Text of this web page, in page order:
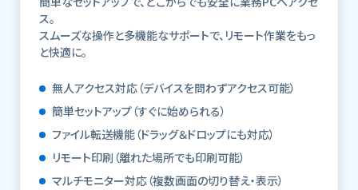
ス。
スムーズな操作と多機能なサポートで、リモート作業をもっ
と快適に。
無人アクセス対応（デバイスを問わずアクセス可能）
簡単セットアップ（すぐに始められる）
ファイル転送機能（ドラッグ＆ドロップにも対応）
リモート印刷（離れた場所でも印刷可能）
マルチモニター対応（複数画面の切り替え・表示）